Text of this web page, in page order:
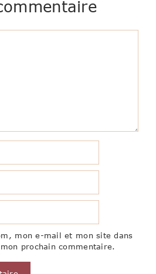
mon e-mail et mon site dans
prochain commentaire.